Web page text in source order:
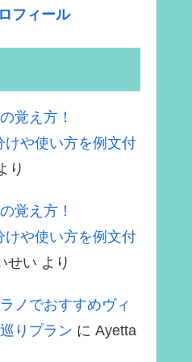
フィール
覚え方！
や使い方を例文付
り
覚え方！
や使い方を例文付
せい より
ノでおすすめヴィ
りプラン に Ayetta